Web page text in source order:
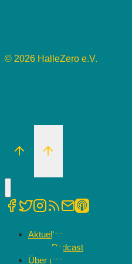
© 2026 HalleZero e.V.
Aktuelles
Podcast
Über uns